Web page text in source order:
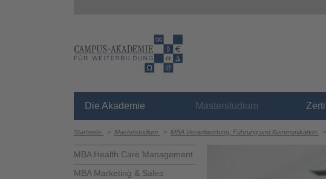
Die Akademie Masterstudium
Startseite > Masterstudium > MBA Verantwortung, Führung und Kommunikation >
MBA Health Care Management
MBA Marketing & Sales